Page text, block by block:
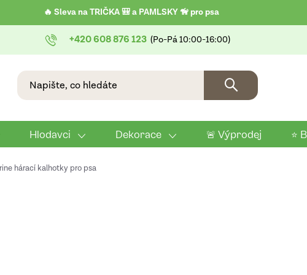
🔥 Sleva na TRIČKA 🎒 a PAMLSKY 🦮 pro psa
+420 608 876 123
Hlodavci Dekorace 🚨 Výprodej ⭐
hárací kalhotky pro psa